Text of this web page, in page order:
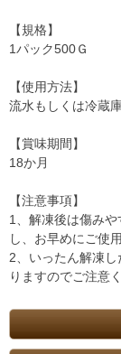
【規格】
1パック500Ｇ
【使用方法】
流水もしくは冷蔵
【賞味期間】
18か月
【注意事項】
1、解凍後は傷み
し、お早めにご使
2、いったん解凍
りますのでご注意